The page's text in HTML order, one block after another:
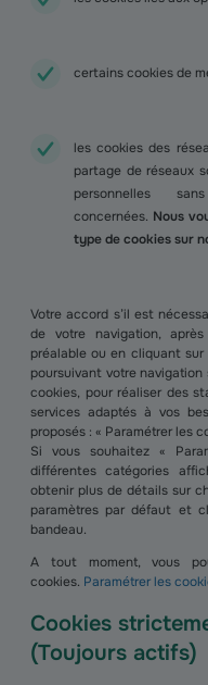
certains cookies de
les cookies des
partage de réseaux
personnelles
concernées. Nous
type de cookies sur
Votre accord s’il est
de votre navigation,
préalable ou en cliquant
poursuivant votre
cookies, pour réaliser des
services adaptés à vos
proposés : « Paramétrer les
Si vous souhaitez «
différentes catégories
obtenir plus de détails sur
paramètres par défaut et
bandeau.
A tout moment, vous
cookies. Paramétrer les
Cookies
(Toujours actifs)